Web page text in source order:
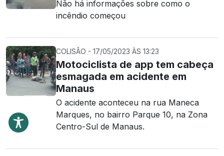
Não há informações sobre como o
incêndio começou
COLISÃO - 17/05/2023 ÀS 13:23
Motociclista de app tem cabeça
esmagada em acidente em
Manaus
O acidente aconteceu na rua Maneca
Marques, no bairro Parque 10, na Zona
Centro-Sul de Manaus.